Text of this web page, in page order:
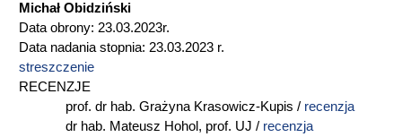
Michał Obidziński
Data obrony: 23.03.2023r.
Data nadania stopnia: 23.03.2023 r.
streszczenie
RECENZJE
prof. dr hab. Grażyna Krasowicz-Kupis / recenzja
dr hab. Mateusz Hohol, prof. UJ / recenzja